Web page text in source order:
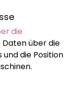
die
über die
die Position